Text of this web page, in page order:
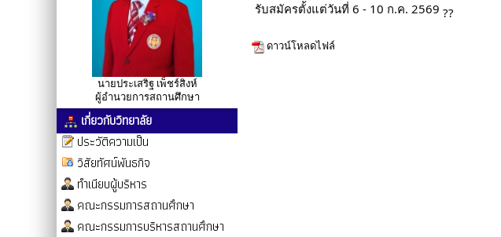
นายประเสริฐ เพ็ชร์สิงห์
ผู้อำนวยการสถานศึกษา
เกี่ยวกับวิทยาลัย
ประวัติความเป็น
วิสัยทัศน์พันธกิจ
ทำเนียบผู้บริหาร
คณะกรรมการสถานศึกษา
คณะกรรมการบริหารสถานศึกษา
รับสมัครตั้งแต่วันที่ 6 - 10 ก.ค. 2569
ดาวน์โหลดไฟล์